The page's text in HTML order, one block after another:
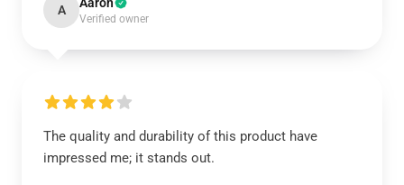
A
Verified owner
The quality and durability of this product have
impressed me; it stands out.